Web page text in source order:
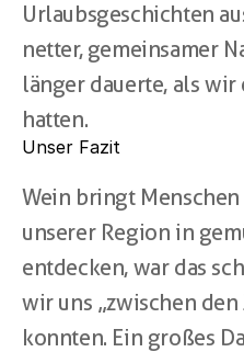
Urlaubsgeschichten
netter, gemeinsamer
länger dauerte, als
hatten.
Unser Fazit
Wein bringt
unserer Region in
entdecken, war das
wir uns „zwischen den
konnten. Ein großes